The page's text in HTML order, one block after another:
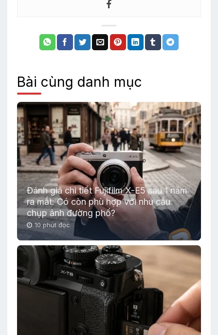
Bài cùng danh mục
Đánh giá chi tiết Fujifilm X-E5 sau 1 năm
ra mắt: Có còn phù hợp với nhu cầu
chụp ảnh đường phố?
10 phút đọc